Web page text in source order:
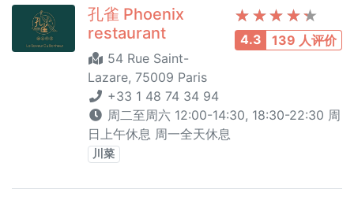
4.3 139 人评价
孔雀 Phoenix
restaurant
54 Rue Saint-
Lazare, 75009 Paris
+33 1 48 74 34 94
周二至周六 12:00-14:30, 18:30-22:30 周
日上午休息 周一全天休息
川菜